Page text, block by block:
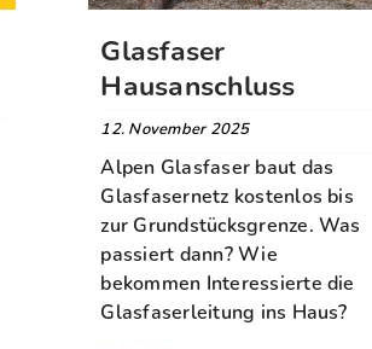
Glasfaser
Hausanschluss
12. November 2025
Alpen Glasfaser baut das
Glasfasernetz kostenlos bis
zur Grundstücksgrenze. Was
passiert dann? Wie
bekommen Interessierte die
Glasfaserleitung ins Haus?